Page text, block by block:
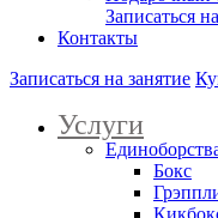
Записаться
Контакты
Записаться на занятие
Услуги
Бокс